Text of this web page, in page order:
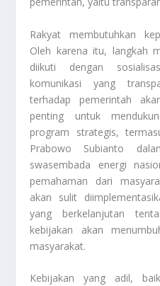
Rakyat membutuhkan
Oleh karena itu, langkah
diikuti dengan
komunikasi yang
terhadap pemerintah
penting untuk
program strategis,
Prabowo Subianto
swasembada energi
pemahaman dari
akan sulit
yang berkelanjutan
kebijakan akan
masyarakat.
Kebijakan yang adil,